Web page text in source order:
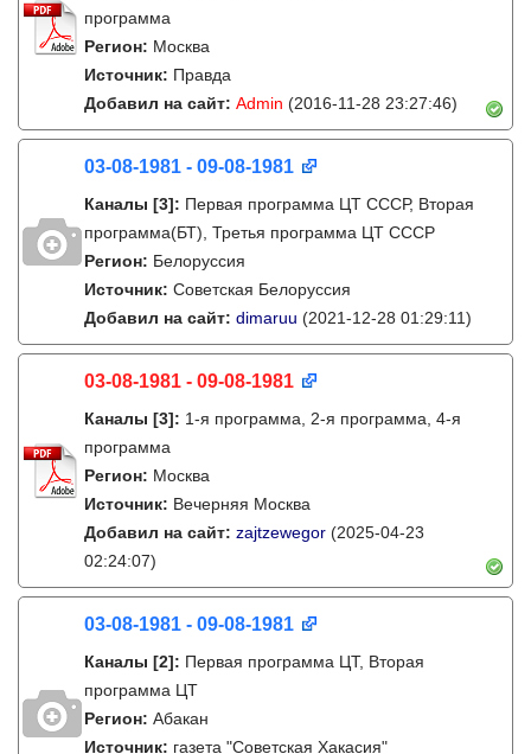
программа
Регион: Москва
Источник: Правда
Добавил на сайт: Admin (2016-11-28 23:27:46)
03-08-1981 - 09-08-1981
Каналы [3]: Первая программа ЦТ ССCР, Вторая
программа(БТ), Третья программа ЦТ ССCР
Регион: Белоруссия
Источник: Советская Белоруссия
Добавил на сайт: dimaruu (2021-12-28 01:29:11)
03-08-1981 - 09-08-1981
Каналы [3]: 1-я программа, 2-я программа, 4-я
программа
Регион: Москва
Источник: Вечерняя Москва
Добавил на сайт: zajtzewegor (2025-04-23
02:24:07)
03-08-1981 - 09-08-1981
Каналы [2]: Первая программа ЦТ, Вторая
программа ЦТ
Регион: Абакан
Источник: газета "Советская Хакасия"